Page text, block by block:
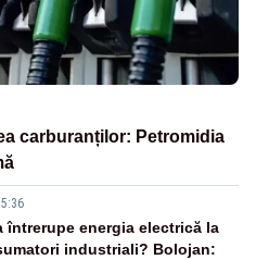
carburanților: Petromidia
întrerupe energia electrică la
industriali? Bolojan: